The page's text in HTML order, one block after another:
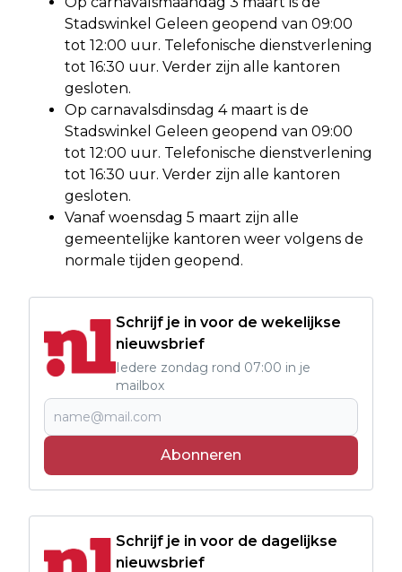
Stadswinkel Geleen geopend van 09:00
tot 12:00 uur. Telefonische dienstverlening
tot 16:30 uur. Verder zijn alle kantoren
gesloten.
Op carnavalsdinsdag 4 maart is de
Stadswinkel Geleen geopend van 09:00
tot 12:00 uur. Telefonische dienstverlening
tot 16:30 uur. Verder zijn alle kantoren
gesloten.
Vanaf woensdag 5 maart zijn alle
gemeentelijke kantoren weer volgens de
normale tijden geopend.
Schrijf je in voor de wekelijkse
nieuwsbrief
Iedere zondag rond 07:00 in je
mailbox
Abonneren
Schrijf je in voor de dagelijkse
nieuwsbrief